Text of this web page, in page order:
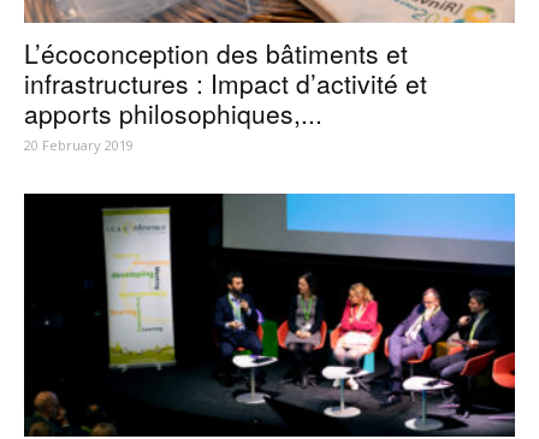
L’écoconception des bâtiments et
infrastructures : Impact d’activité et
apports philosophiques,...
20 February 2019